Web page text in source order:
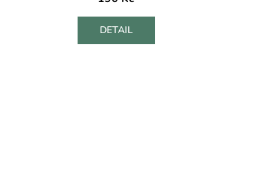
DETAIL